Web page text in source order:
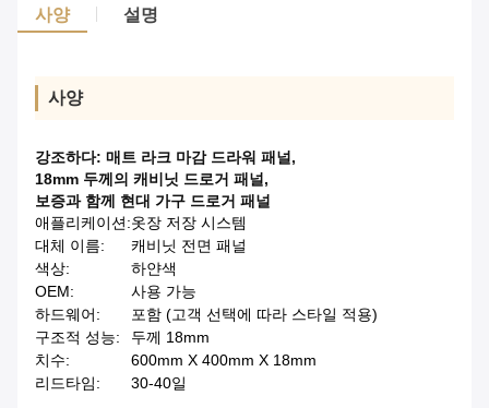
사양 설명
사양
강조하다: 매트 라크 마감 드라워 패널,
18mm 두께의 캐비닛 드로거 패널,
보증과 함께 현대 가구 드로거 패널
애플리케이션:옷장 저장 시스템
대체 이름:
캐비닛 전면 패널
색상:
하얀색
OEM:
사용 가능
하드웨어:
포함 (고객 선택에 따라 스타일 적용)
구조적 성능:
두께 18mm
치수:
600mm X 400mm X 18mm
리드타임:
30-40일